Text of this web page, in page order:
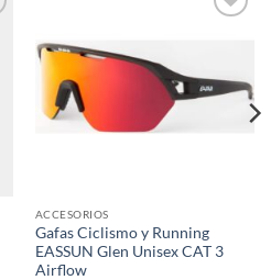
ACCESORIOS
Gafas Ciclismo y Running
EASSUN Glen Unisex CAT 3
Airflow